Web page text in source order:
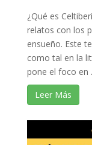
¿Qué es
relatos con los
ensueño. Este
como tal en la
pone el foco en
Leer Más